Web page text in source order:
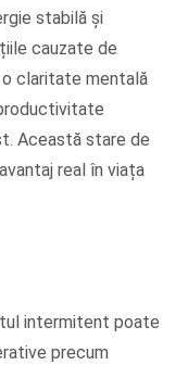
stabilă și
cauzate de
claritate mentală
Această stare de
real în viața
intermitent poate
precum